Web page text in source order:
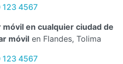
123 4567
móvil en cualquier ciudad de
móvil en Flandes, Tolima
123 4567